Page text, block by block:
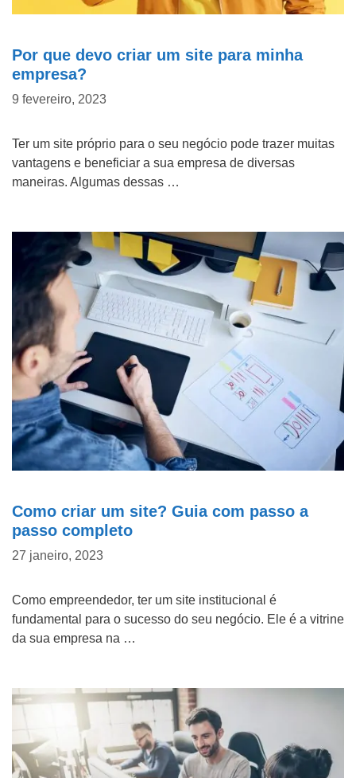
Por que devo criar um site para minha
empresa?
9 fevereiro, 2023
Ter um site próprio para o seu negócio pode trazer muitas
vantagens e beneficiar a sua empresa de diversas
maneiras. Algumas dessas …
Como criar um site? Guia com passo a
passo completo
27 janeiro, 2023
Como empreendedor, ter um site institucional é
fundamental para o sucesso do seu negócio. Ele é a vitrine
da sua empresa na …
f
n
e
*
o
m
d
a
e
p
r
e
s
C
m
o
c
o
s
b
e
n
d
o
e
n
ó
?
Tipo do Projeto
Google ADS
Criação de Loja Virtual
SEO (Ranking no Google)
Videos Animados
Marketing Digital
Mídias Sociais
Outros
D
e
a
l
h
s
P
WHATSAPP: (62) 99168 - 8014